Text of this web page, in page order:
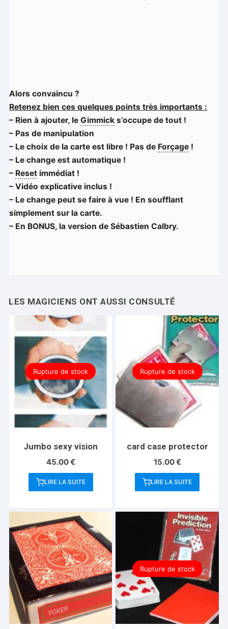
Alors convaincu ?
Retenez bien ces quelques points très importants :
– Rien à ajouter, leGimmick s’occupe de tout !
– Pas de manipulation
– Le choix de la carte est libre ! Pas de Forçage !
– Le change est automatique !
– Reset immédiat !
– Vidéo explicative inclus !
– Le change peut se faire à vue ! En soufflant
simplement sur la carte.
– En BONUS, la version de Sébastien Calbry.
Rupture de stock
Jumbo sexy vision
45.00€
LIRE LA SUITE
Rupture de stock
card case protector
15.00€
LIRE LA SUITE
Rupture de stock